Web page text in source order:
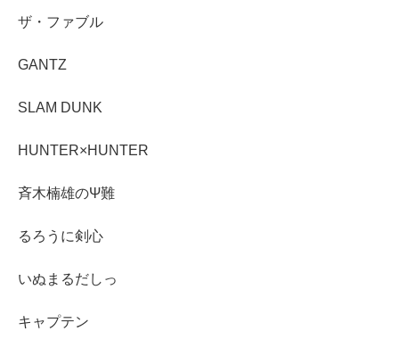
ザ・ファブル
GANTZ
SLAM DUNK
HUNTER×HUNTER
斉木楠雄のΨ難
るろうに剣心
いぬまるだしっ
キャプテン